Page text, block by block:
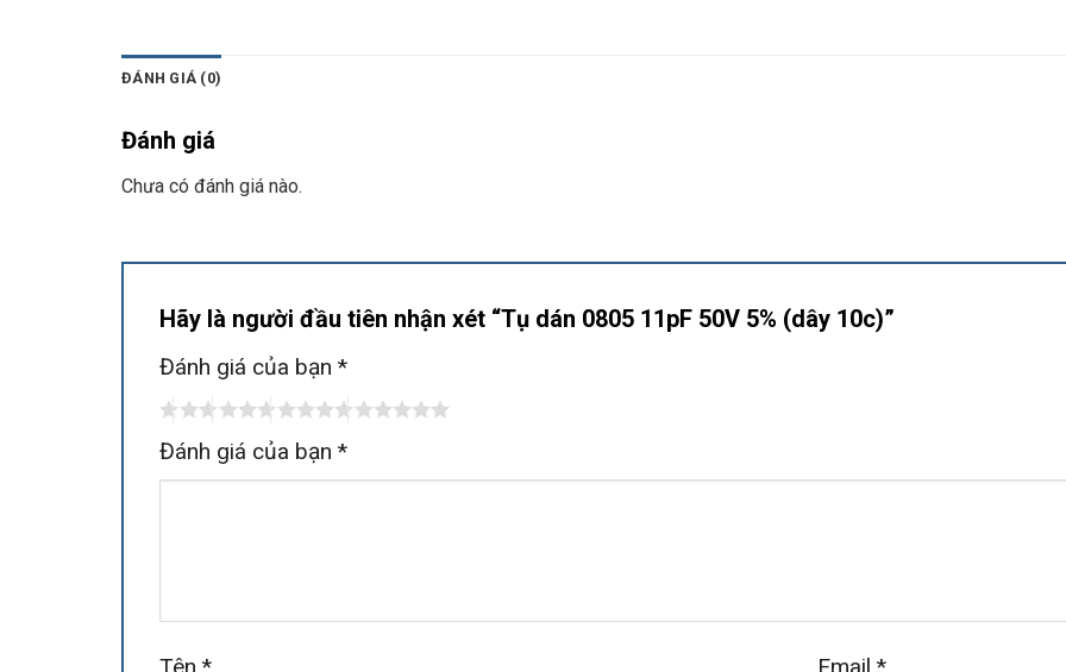
ĐÁNH GIÁ (0)
Đánh giá
Chưa có đánh giá nào.
Hãy là người đầu tiên nhận xét “Tụ dán 0805 11pF 50V 5% (dây 10c)”
Đánh giá của bạn *
Đánh giá của bạn *